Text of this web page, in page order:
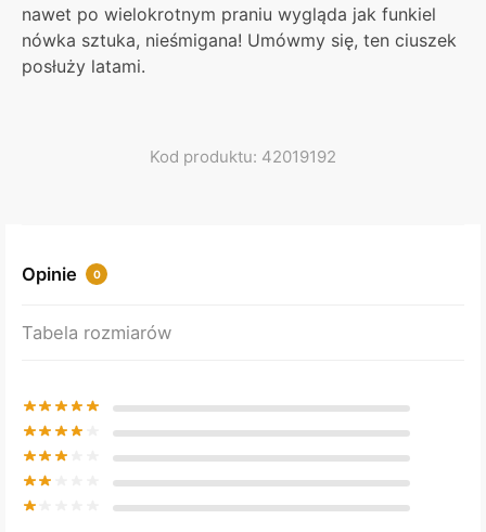
nawet po wielokrotnym praniu wygląda jak funkiel
nówka sztuka, nieśmigana! Umówmy się, ten ciuszek
posłuży latami.
Kod produktu: 42019192
Opinie 0
Tabela rozmiarów